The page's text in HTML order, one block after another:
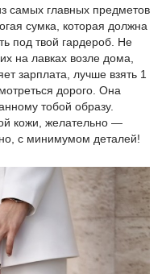
самых главных предметов
сумка, которая должна
под твой гардероб. Не
на лавках возле дома,
зарплата, лучше взять 1
дорого. Она
тобой образу.
кожи, желательно —
с минимумом деталей!